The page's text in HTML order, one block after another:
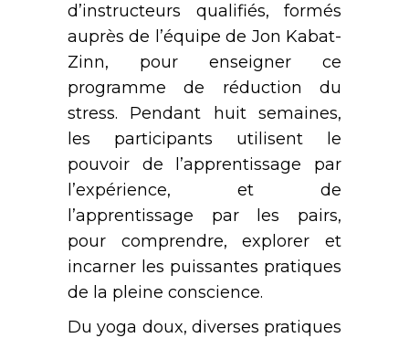
d’instructeurs qualifiés, formés
auprès de l’équipe de Jon Kabat-
Zinn, pour enseigner ce
programme de réduction du
stress. Pendant huit semaines,
les participants utilisent le
pouvoir de l’apprentissage par
l’expérience, et de
l’apprentissage par les pairs,
pour comprendre, explorer et
incarner les puissantes pratiques
de la pleine conscience.
Du yoga doux, diverses pratiques